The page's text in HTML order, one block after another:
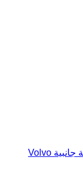
شاحنة ذات أغطية جانبية Volvo